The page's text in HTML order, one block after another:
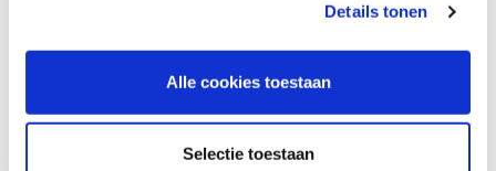
Details tonen
Alle cookies toestaan
Selectie toestaan